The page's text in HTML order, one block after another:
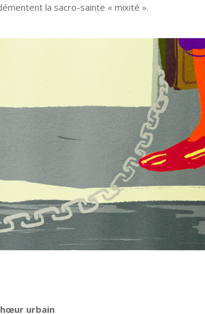
la sacro-sainte « mixité ».
urbain